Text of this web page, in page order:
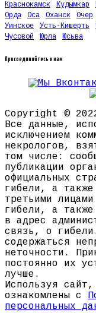
Краснокамск
Кудымкар
Орда
Оса Оханск Очер
Уинское
Усть-Кишерть
Чусовой
Юрла Юсьва
Присоединяйтесь к нам
Copyright ©
Все данные,
исключением
некрологов,
том числе:
публикации
официальных
гибели, а также
третьими
гибели, а также
в адрес
связь, о
содержаться
неточности.
постоянно их
лучше.
Используя
ознакомлены с
персональных